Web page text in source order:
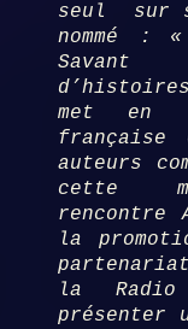
seul sur
nommé :
Savant
met en
auteurs
cette
rencontre
la promo
la
présenter